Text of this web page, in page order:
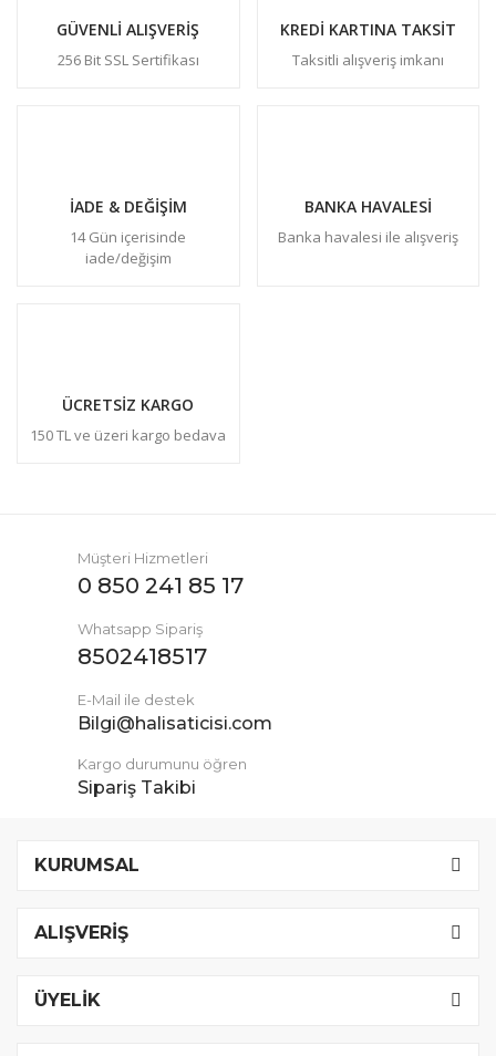
GÜVENLİ ALIŞVERİŞ
256 Bit SSL Sertifikası
KREDİ KARTINA TAKSİT
Taksitli alışveriş imkanı
İADE & DEĞİŞİM
14 Gün içerisinde
iade/değişim
BANKA HAVALESİ
Banka havalesi ile alışveriş
ÜCRETSİZ KARGO
150 TL ve üzeri kargo bedava
Müşteri Hizmetleri
0 850 241 85 17
Whatsapp Sipariş
8502418517
E-Mail ile destek
Bilgi@halisaticisi.com
Kargo durumunu öğren
Sipariş Takibi
KURUMSAL
ALIŞVERİŞ
ÜYELİK